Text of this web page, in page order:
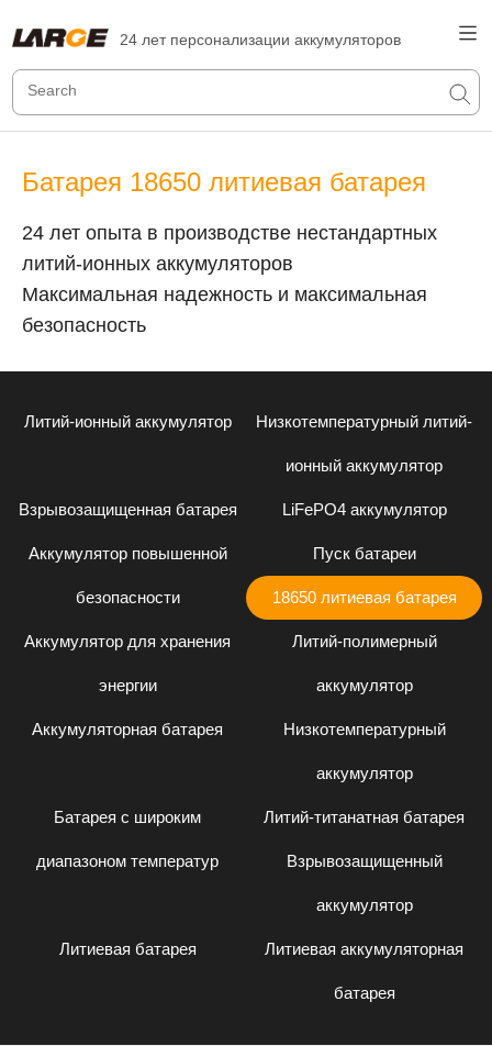
24 лет персонализации аккумуляторов
Батарея 18650 литиевая батарея
24 лет опыта в производстве нестандартных
литий-ионных аккумуляторов
Максимальная надежность и максимальная
безопасность
Литий-ионный аккумулятор Низкотемпературный литий-
ионный аккумулятор
Взрывозащищенная батарея LiFePO4 аккумулятор
Аккумулятор повышенной
безопасности
Пуск батареи
18650 литиевая батарея
Аккумулятор для хранения
энергии
Литий-полимерный
аккумулятор
Аккумуляторная батарея Низкотемпературный
аккумулятор
Батарея с широким
диапазоном температур
Литий-титанатная батарея
Взрывозащищенный
аккумулятор
Литиевая батарея Литиевая аккумуляторная
батарея